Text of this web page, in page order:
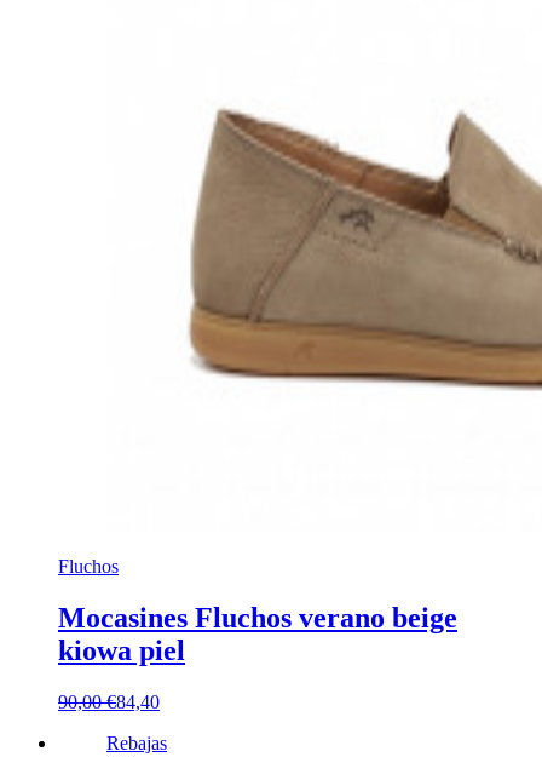
Fluchos
Mocasines Fluchos verano beige
kiowa piel
90,00 €84,40
Rebajas